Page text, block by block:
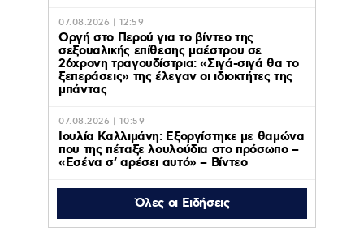
07.08.2026 | 12:59
Οργή στο Περού για το βίντεο της
σεξουαλικής επίθεσης μαέστρου σε
26χρονη τραγουδίστρια: «Σιγά-σιγά θα το
ξεπεράσεις» της έλεγαν οι ιδιοκτήτες της
μπάντας
07.08.2026 | 10:59
Ιουλία Καλλιμάνη: Εξοργίστηκε με θαμώνα
που της πέταξε λουλούδια στο πρόσωπο –
«Εσένα σ’ αρέσει αυτό» – Βίντεο
Όλες οι Ειδήσεις